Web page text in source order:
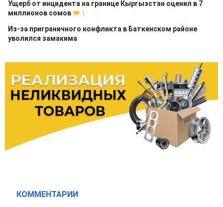
Ущерб от инцидента на границе Кыргызстан оценил в 7
миллионов сомов
1
Из-за приграничного конфликта в Баткенском районе
уволился замакима
КОММЕНТАРИИ